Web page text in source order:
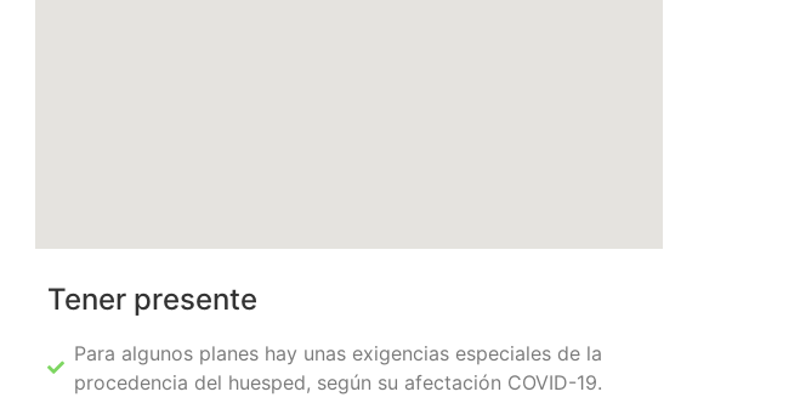
Tener presente
Para algunos planes hay unas exigencias especiales de la
procedencia del huesped, según su afectación COVID-19.